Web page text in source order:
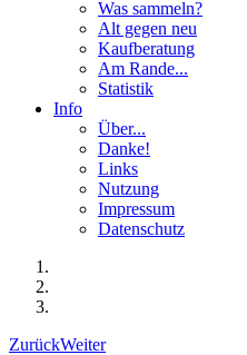
Was sammeln?
Alt gegen neu
Kaufberatung
Am Rande...
Statistik
Info
Über...
Danke!
Links
Nutzung
Impressum
Datenschutz
ZurückWeiter